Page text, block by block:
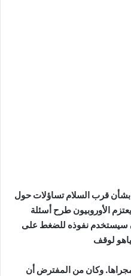
قرب السلام تساؤلات حول
الأوروبيون طرح أسئلة
سيستخدم نفوذه للضغط على
لوقف
وكان من المفترض أن